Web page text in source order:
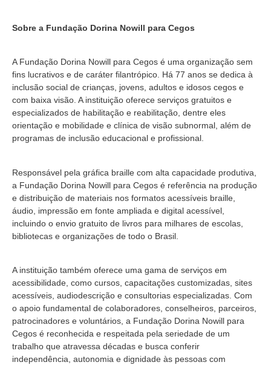
Sobre a Fundação Dorina Nowill para Cegos
A Fundação Dorina Nowill para Cegos é uma organização sem
fins lucrativos e de caráter filantrópico. Há 77 anos se dedica à
inclusão social de crianças, jovens, adultos e idosos cegos e
com baixa visão. A instituição oferece serviços gratuitos e
especializados de habilitação e reabilitação, dentre eles
orientação e mobilidade e clínica de visão subnormal, além de
programas de inclusão educacional e profissional.
Responsável pela gráfica braille com alta capacidade produtiva,
a Fundação Dorina Nowill para Cegos é referência na produção
e distribuição de materiais nos formatos acessíveis braille,
áudio, impressão em fonte ampliada e digital acessível,
incluindo o envio gratuito de livros para milhares de escolas,
bibliotecas e organizações de todo o Brasil.
A instituição também oferece uma gama de serviços em
acessibilidade, como cursos, capacitações customizadas, sites
acessíveis, audiodescrição e consultorias especializadas. Com
o apoio fundamental de colaboradores, conselheiros, parceiros,
patrocinadores e voluntários, a Fundação Dorina Nowill para
Cegos é reconhecida e respeitada pela seriedade de um
trabalho que atravessa décadas e busca conferir
independência, autonomia e dignidade às pessoas com